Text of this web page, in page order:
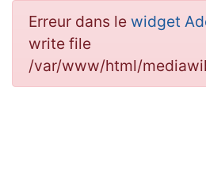
Erreur dans le widget
write file
/var/www/html/